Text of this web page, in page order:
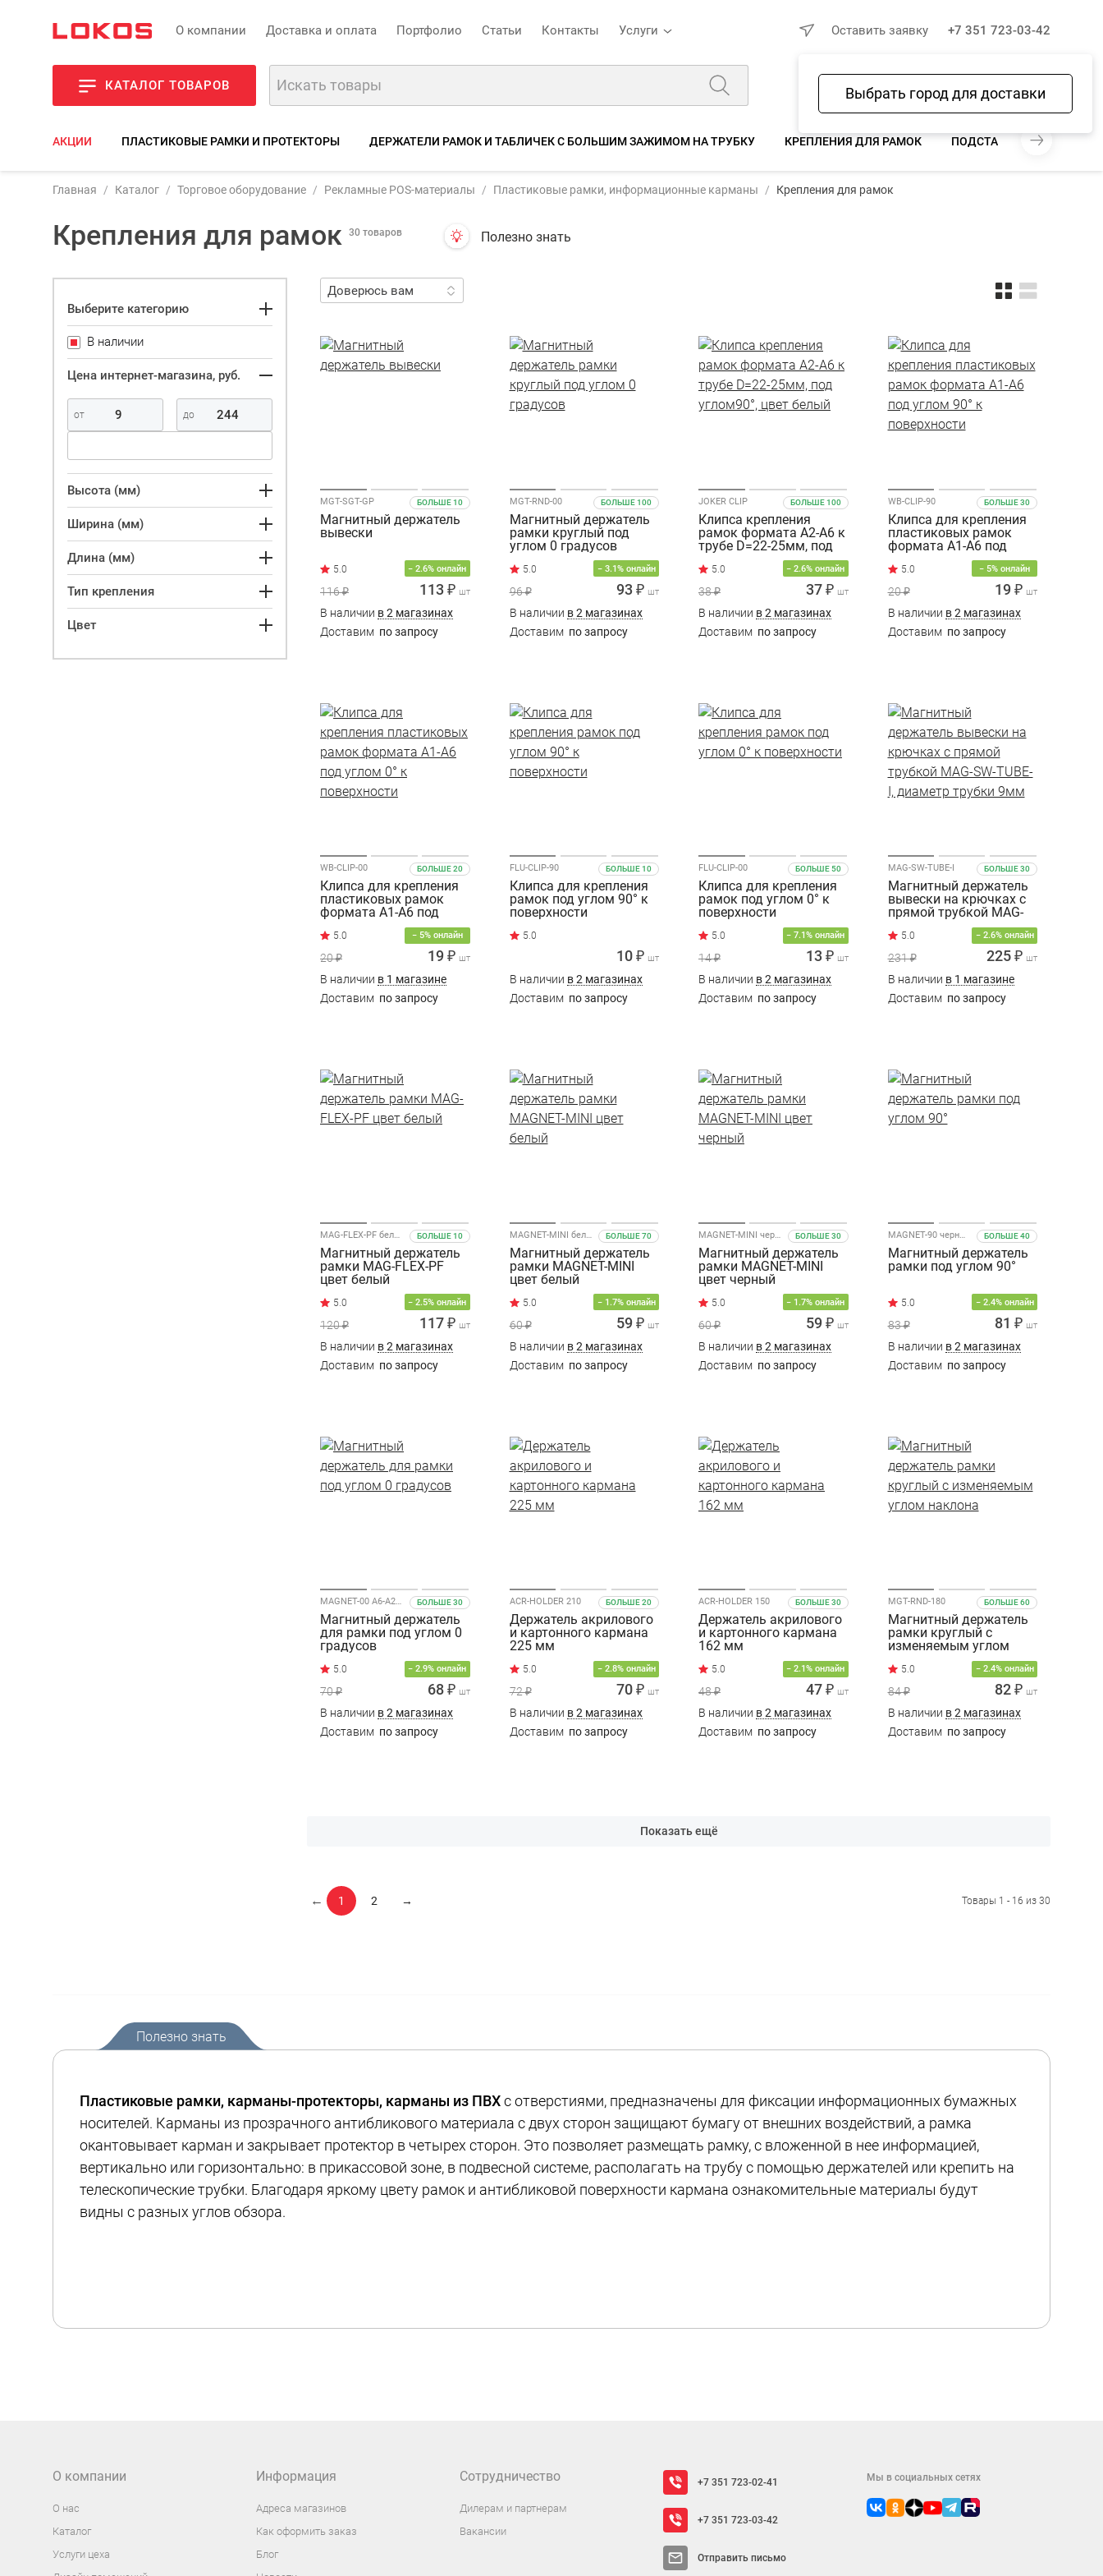
О компании Доставка и оплата Портфолио Статьи Контакты Услуги
Выбрать город для доставки
Оставить заявку +7 351 723-03-42
КАТАЛОГ ТОВАРОВ
Избранное Сравнение Корзина
АКЦИИ ПЛАСТИКОВЫЕ РАМКИ И ПРОТЕКТОРЫ ДЕРЖАТЕЛИ РАМОК И ТАБЛИЧЕК С БОЛЬШИМ ЗАЖИМОМ НА ТРУБКУ КРЕПЛЕНИЯ ДЛЯ РАМОК ПОДСТАВКИ ДЛЯ ТРУБОК
Главная Каталог Торговое оборудование Рекламные POS-материалы Пластиковые рамки, информационные карманы Крепления для рамок
Крепления для рамок 30 товаров Полезно знать
Выберите категорию
В наличии
Цена интернет-магазина, руб.
Высота (мм)
Ширина (мм)
Длина (мм)
Тип крепления
Цвет
БОЛЬШЕ 10
MGT-SGT-GP
Магнитный держатель
вывески
− 2.6% онлайн
116 ₽ 113 ₽ шт
В наличии в 2 магазинах
Доставим по запросу
БОЛЬШЕ 100
MGT-RND-00
Магнитный держатель
рамки круглый под
углом 0 градусов
− 3.1% онлайн
96 ₽ 93 ₽ шт
В наличии в 2 магазинах
Доставим по запросу
БОЛЬШЕ 100
JOKER CLIP
Клипса крепления
рамок формата A2-A6 к
трубе D=22-25мм, под
углом90°, цвет белый
− 2.6% онлайн
38 ₽ 37 ₽ шт
В наличии в 2 магазинах
Доставим по запросу
БОЛЬШЕ 30
WB-CLIP-90
Клипса для крепления
пластиковых рамок
формата A1-A6 под
поверхности
− 5% онлайн
20 ₽ 19 ₽ шт
В наличии в 2 магазинах
Доставим по запросу
БОЛЬШЕ 20
WB-CLIP-00
Клипса для крепления
пластиковых рамок
формата A1-A6 под
углом 0° к поверхности
− 5% онлайн
20 ₽ 19 ₽ шт
В наличии в 1 магазине
Доставим по запросу
БОЛЬШЕ 10
FLU-CLIP-90
Клипса для крепления
рамок под углом 90° к
поверхности
10 ₽ шт
В наличии в 2 магазинах
Доставим по запросу
БОЛЬШЕ 50
FLU-CLIP-00
Клипса для крепления
рамок под углом 0° к
поверхности
− 7.1% онлайн
14 ₽ 13 ₽ шт
В наличии в 2 магазинах
Доставим по запросу
БОЛЬШЕ 30
MAG-SW-TUBE-I
Магнитный держатель
вывески на крючках с
прямой трубкой MAG-
SW-TUBE-I, диаметр
трубки 9мм
− 2.6% онлайн
231 ₽ 225 ₽ шт
В наличии в 1 магазине
Доставим по запросу
БОЛЬШЕ 10
Магнитный держатель
рамки MAG-FLEX-PF
цвет белый
− 2.5% онлайн
120 ₽ 117 ₽ шт
В наличии в 2 магазинах
Доставим по запросу
БОЛЬШЕ 70
MAGNET-MINI белый
Магнитный держатель
рамки MAGNET-MINI
цвет белый
− 1.7% онлайн
60 ₽ 59 ₽ шт
В наличии в 2 магазинах
Доставим по запросу
БОЛЬШЕ 30
Магнитный держатель
рамки MAGNET-MINI
цвет черный
− 1.7% онлайн
60 ₽ 59 ₽ шт
В наличии в 2 магазинах
Доставим по запросу
БОЛЬШЕ 40
MAGNET-90 черный
Магнитный держатель
рамки под углом 90°
− 2.4% онлайн
83 ₽ 81 ₽ шт
В наличии в 2 магазинах
Доставим по запросу
БОЛЬШЕ 30
MAGNET-00 A6-A2 черный
Магнитный держатель
для рамки под углом 0
градусов
− 2.9% онлайн
70 ₽ 68 ₽ шт
В наличии в 2 магазинах
Доставим по запросу
БОЛЬШЕ 20
ACR-HOLDER 210
Держатель акрилового
и картонного кармана
225 мм
− 2.8% онлайн
72 ₽ 70 ₽ шт
В наличии в 2 магазинах
Доставим по запросу
БОЛЬШЕ 30
ACR-HOLDER 150
Держатель акрилового
и картонного кармана
162 мм
− 2.1% онлайн
48 ₽ 47 ₽ шт
В наличии в 2 магазинах
Доставим по запросу
БОЛЬШЕ 60
MGT-RND-180
Магнитный держатель
рамки круглый с
изменяемым углом
− 2.4% онлайн
84 ₽ 82 ₽ шт
В наличии в 2 магазинах
Доставим по запросу
Показать ещё
Товары 1 - 16 из 30
← 1 2 →
Полезно знать
Пластиковые рамки, карманы-протекторы, карманы из ПВХс отверстиями, предназначены для фиксации информационных бумажных
носителей. Карманы из прозрачного антибликового материала с двух сторон защищают бумагу от внешних воздействий, а рамка
окантовывает карман и закрывает протектор в четырех сторон. Это позволяет размещать рамку, с вложенной в нее информацией,
вертикально или горизонтально: в прикассовой зоне, в подвесной системе, располагать на трубу с помощью держателей или крепить на
телескопические трубки. Благодаря яркому цвету рамок и антибликовой поверхности кармана ознакомительные материалы будут
видны с разных углов обзора.
О компании
О нас
Каталог
Услуги цеха
Информация
Адреса магазинов
Как оформить заказ
Блог
Сотрудничество
Дилерам и партнерам
Вакансии
+7 351 723-02-41
+7 351 723-03-42
Отправить письмо
Мы в социальных сетях